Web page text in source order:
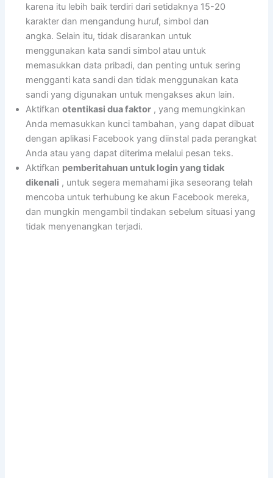
karena itu lebih baik terdiri dari setidaknya 15-20
karakter dan mengandung huruf, simbol dan
angka. Selain itu, tidak disarankan untuk
menggunakan kata sandi simbol atau untuk
memasukkan data pribadi, dan penting untuk sering
mengganti kata sandi dan tidak menggunakan kata
sandi yang digunakan untuk mengakses akun lain.
Aktifkanotentikasi dua faktor , yang memungkinkan
Anda memasukkan kunci tambahan, yang dapat dibuat
dengan aplikasi Facebook yang diinstal pada perangkat
Anda atau yang dapat diterima melalui pesan teks.
Aktifkan pemberitahuan untuk login yang tidak
dikenali , untuk segera memahami jika seseorang telah
mencoba untuk terhubung ke akun Facebook mereka,
dan mungkin mengambil tindakan sebelum situasi yang
tidak menyenangkan terjadi.